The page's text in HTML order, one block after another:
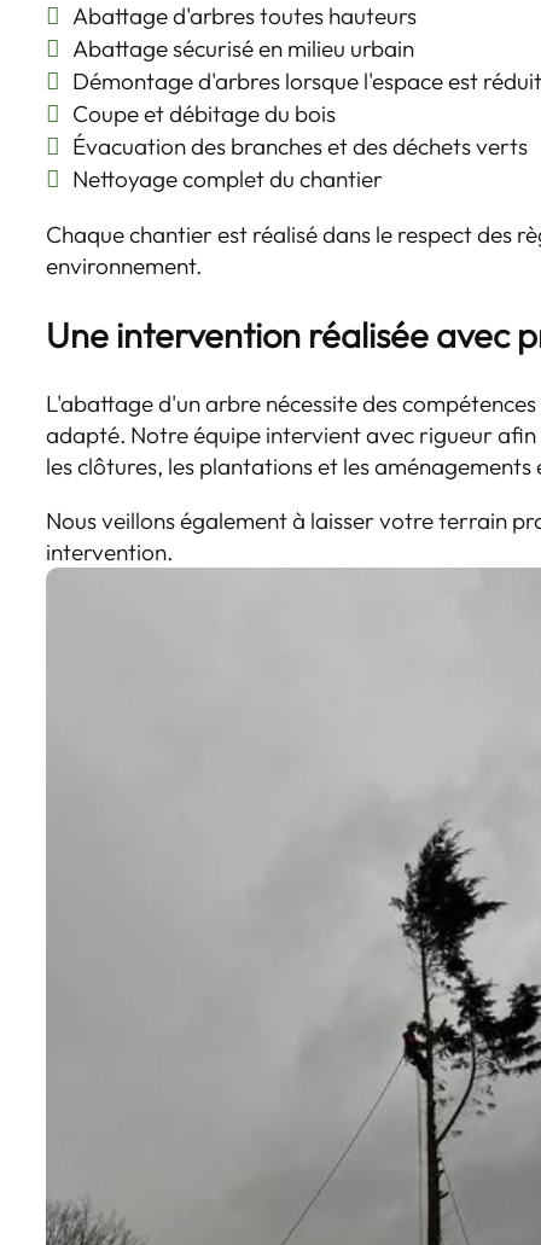
Abattage d'arbres toutes hauteurs
Abattage sécurisé en milieu urbain
Démontage d'arbres lorsque l'espace est réduit
Coupe et débitage du bois
Évacuation des branches et des déchets verts
Nettoyage complet du chantier
Chaque chantier est réalisé dans le respect des
environnement.
Une intervention réalisée avec
L'abattage d'un arbre nécessite des
adapté. Notre équipe intervient avec rigueur
les clôtures, les plantations et les
Nous veillons également à laisser votre terrain
intervention.